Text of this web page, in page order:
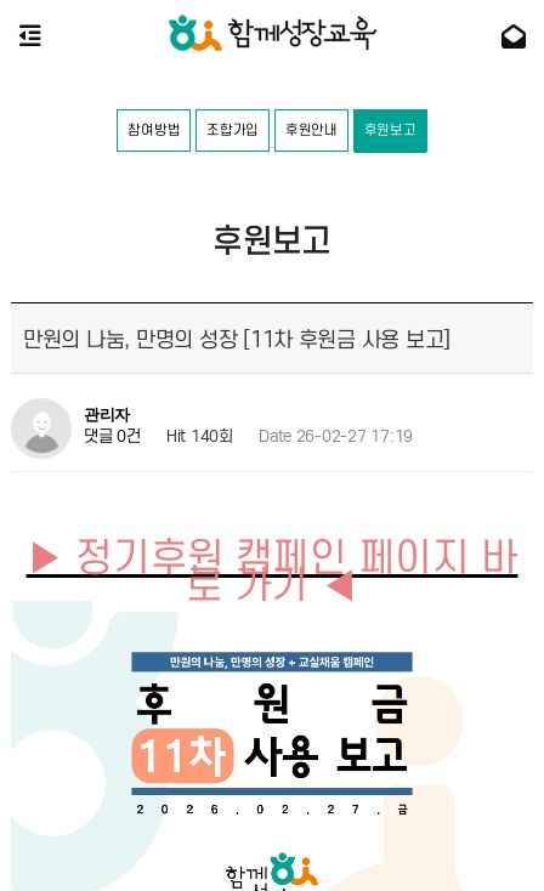
참여방법 조합가입 후원안내 후원보고
후원보고
만원의 나눔, 만명의 성장 [11차 후원금 사용 보고]
관리자
댓글 0건 Hit 140회 Date 26-02-27 17:19
▶ 정기후원 캠페인 페이지 바
로 가기 ◀